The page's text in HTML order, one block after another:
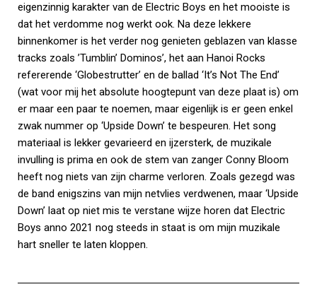
eigenzinnig karakter van de Electric Boys en het mooiste is
dat het verdomme nog werkt ook. Na deze lekkere
binnenkomer is het verder nog genieten geblazen van klasse
tracks zoals ’Tumblin’ Dominos’, het aan Hanoi Rocks
refererende ‘Globestrutter’ en de ballad ‘It’s Not The End’
(wat voor mij het absolute hoogtepunt van deze plaat is) om
er maar een paar te noemen, maar eigenlijk is er geen enkel
zwak nummer op ‘Upside Down’ te bespeuren. Het song
materiaal is lekker gevarieerd en ijzersterk, de muzikale
invulling is prima en ook de stem van zanger Conny Bloom
heeft nog niets van zijn charme verloren. Zoals gezegd was
de band enigszins van mijn netvlies verdwenen, maar ‘Upside
Down’ laat op niet mis te verstane wijze horen dat Electric
Boys anno 2021 nog steeds in staat is om mijn muzikale
hart sneller te laten kloppen.